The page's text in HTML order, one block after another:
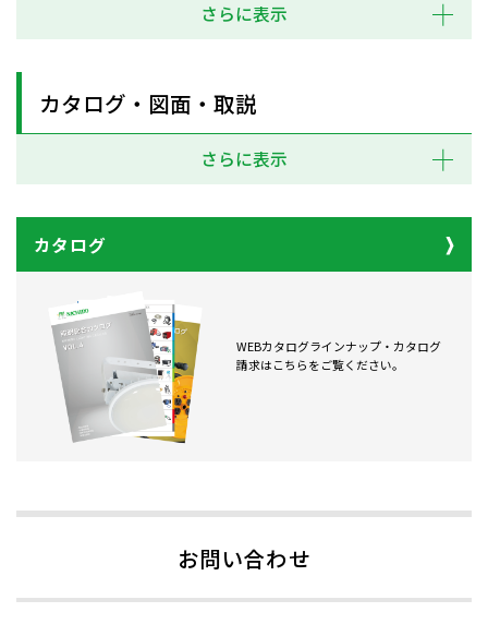
さらに表示
カタログ・図面・取説
さらに表示
カタログ
WEBカタログラインナップ・カタログ
請求はこちらをご覧ください。
お問い合わせ